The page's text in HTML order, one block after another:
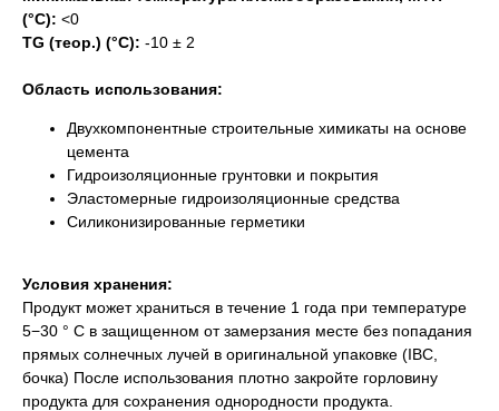
(°C): <0
TG (теор.) (°C): -10 ± 2
Область использования:
Двухкомпонентные строительные химикаты на основе
цемента
Гидроизоляционные грунтовки и покрытия
Эластомерные гидроизоляционные средства
Силиконизированные герметики
Условия хранения:
Продукт может храниться в течение 1 года при температуре
5−30 ° C в защищенном от замерзания месте без попадания
прямых солнечных лучей в оригинальной упаковке (IBC,
бочка) После использования плотно закройте горловину
продукта для сохранения однородности продукта.